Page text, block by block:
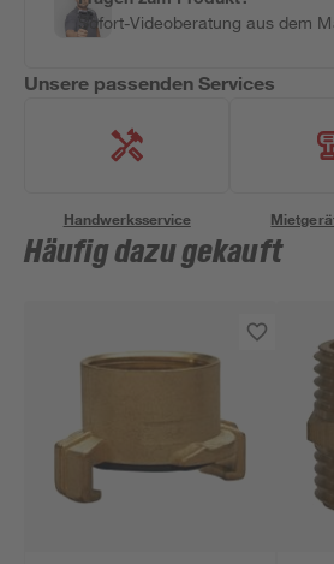
Sofort-Videoberatung aus dem
Unsere passenden Services
Handwerksservice
Häufig dazu gekauft